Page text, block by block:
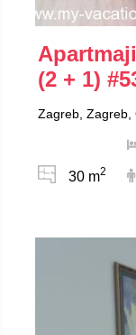
(2 + 1)
Zagreb, Zagreb,
30 m2